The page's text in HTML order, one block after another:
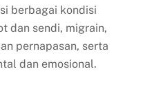
berbagai kondisi
dan sendi, migrain,
pernapasan, serta
dan emosional.